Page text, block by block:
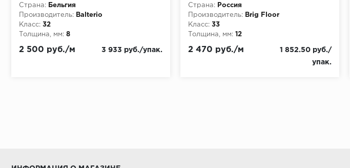
Страна:
Бельгия
Производитель:
Balterio
Класс: 32
Толщина, мм: 8
2 500 руб./м 3 933 руб./упак.
Страна:
Россия
Производитель:
Brig Floor
Класс: 33
Толщина, мм: 12
2 470 руб./м
1 852.50 руб./
упак.